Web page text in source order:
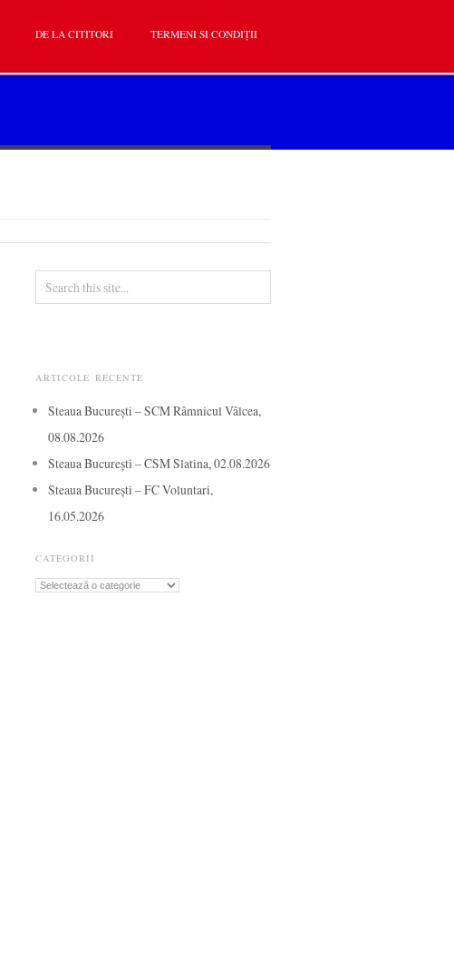
DE LA CITITORI TERMENI SI CONDIȚII
ARTICOLE RECENTE
Steaua București – SCM Râmnicul Vâlcea,
08.08.2026
Steaua București – CSM Slatina, 02.08.2026
Steaua București – FC Voluntari,
16.05.2026
CATEGORII
Categorii